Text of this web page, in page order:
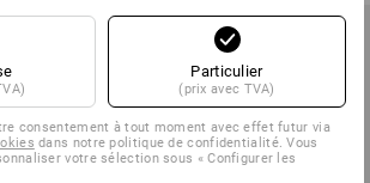
Particulier
(prix avec TVA)
consentement à tout moment avec effet futur via
dans notre politique de confidentialité. Vous
votre sélection sous « Configurer les